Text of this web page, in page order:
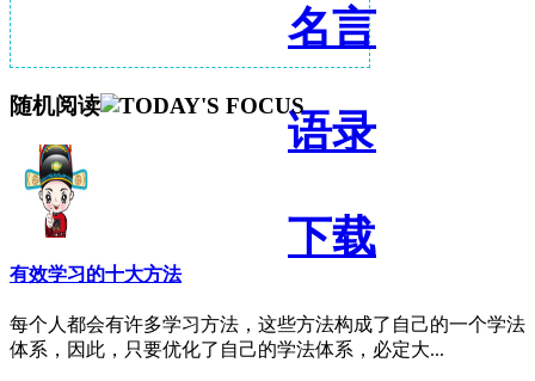
名言
语录
下载
随机阅读
有效学习的十大方法
每个人都会有许多学习方法，这些方法构成了自己的一个学法
体系，因此，只要优化了自己的学法体系，必定大...